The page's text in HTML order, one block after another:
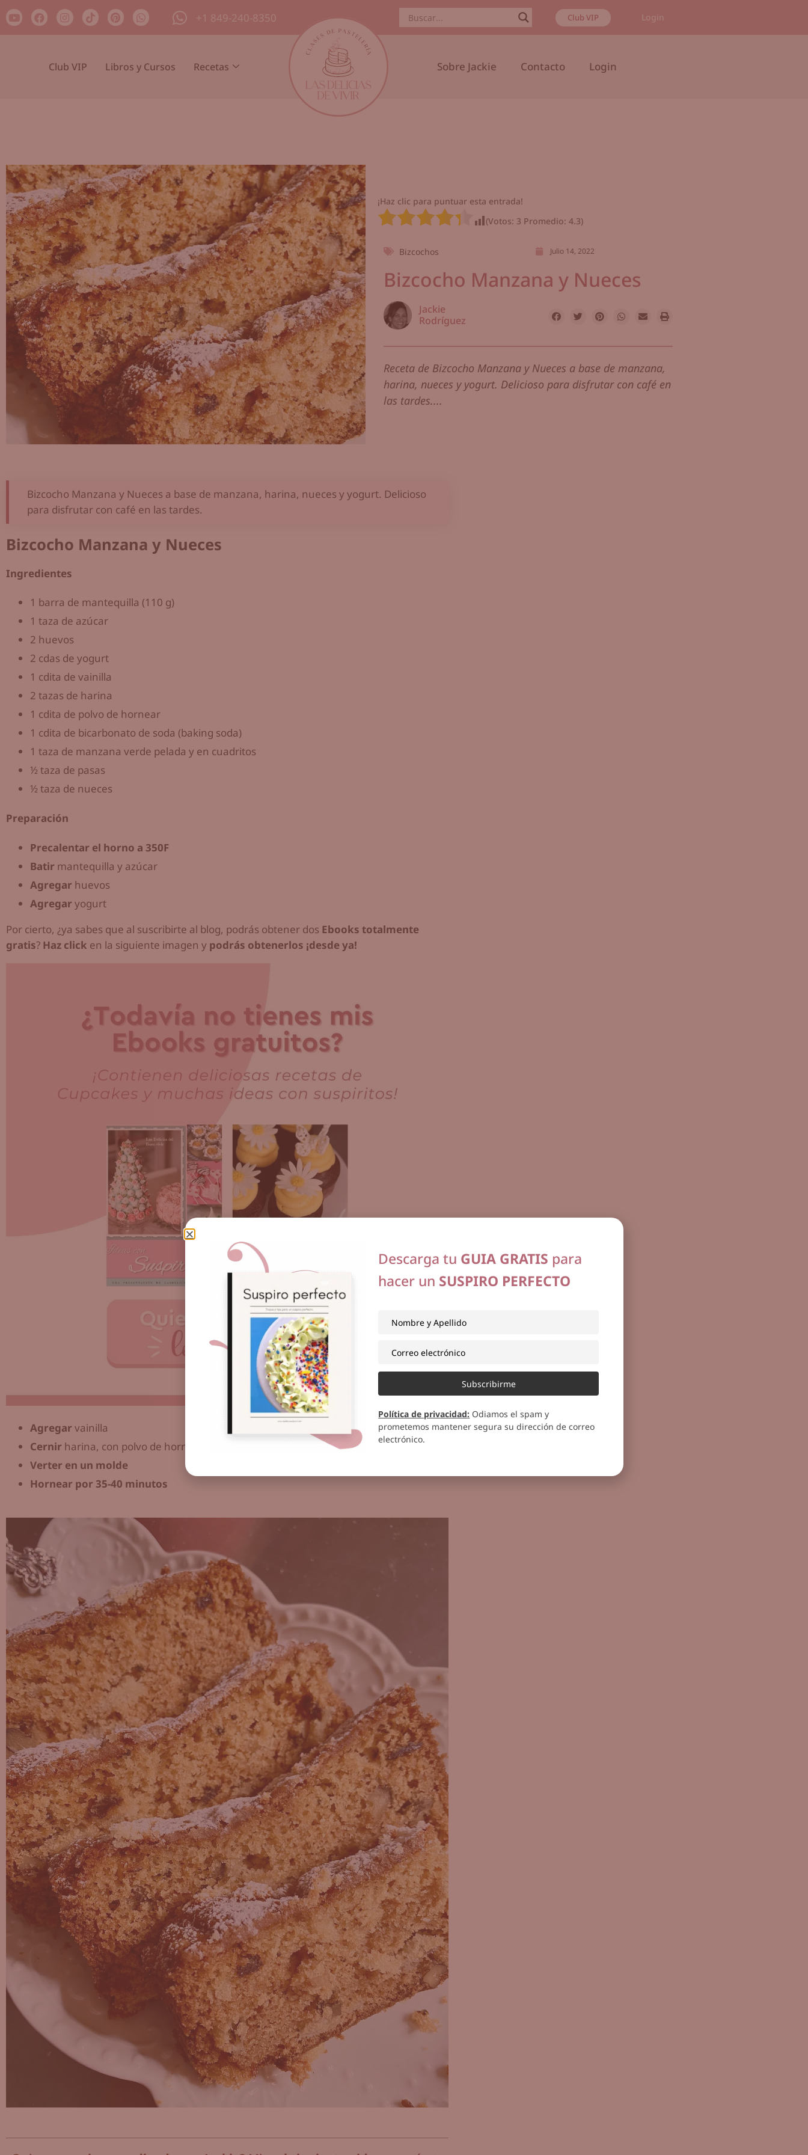
+1 849-240-8350 Club VIP Login
Club VIP Libros y Cursos Recetas Sobre Jackie Contacto Login
¡Haz clic para puntuar esta entrada!
(Votos: 3 Promedio: 4.3)
Bizcochos Julio 14, 2022
Bizcocho Manzana y Nueces
Jackie
Rodríguez
Receta de Bizcocho Manzana y Nueces a base de manzana,
harina, nueces y yogurt. Delicioso para disfrutar con café en
las tardes....
Bizcocho Manzana y Nueces a base de manzana, harina, nueces y yogurt. Delicioso
para disfrutar con café en las tardes.
Bizcocho Manzana y Nueces
Ingredientes
1 barra de mantequilla (110 g)
1 taza de azúcar
2 huevos
2 cdas de yogurt
1 cdita de vainilla
2 tazas de harina
1 cdita de polvo de hornear
1 cdita de bicarbonato de soda (baking soda)
1 taza de manzana verde pelada y en cuadritos
½ taza de pasas
½ taza de nueces
Preparación
Precalentar el horno a 350F
Batir mantequilla y azúcar
Agregar huevos
Agregar yogurt
Por cierto, ¿ya sabes que al suscribirte al blog, podrás obtener dos Ebooks totalmente
gratis? Haz click en la siguiente imagen y podrás obtenerlos ¡desde ya!
Agregar vainilla
Cernir harina, con polvo de hornear y añadirlo a la mezcla anterior
Verter en un molde
Hornear por 35-40 minutos
Descarga tu GUIA GRATIS para
hacer un SUSPIRO PERFECTO
Subscribirme
Política de privacidad: Odiamos el spam y
prometemos mantener segura su dirección de correo
electrónico.